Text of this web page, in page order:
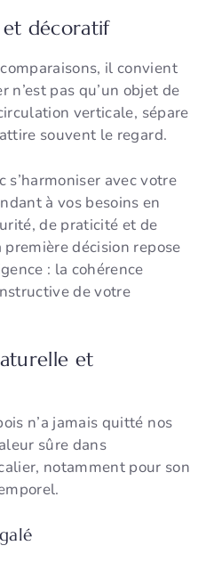
décoratif
il convient
n’est pas qu’un objet de
verticale, sépare
souvent le regard.
s’harmoniser avec votre
à vos besoins en
de praticité et de
décision repose
: la cohérence
de votre
et
n’a jamais quitté nos
sûre dans
notamment pour son